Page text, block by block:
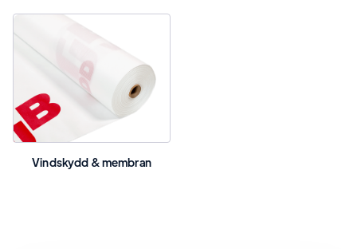
Vindskydd & membran